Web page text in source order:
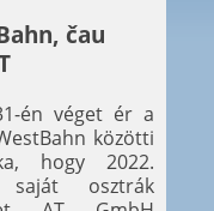
čau
én véget ér a
közötti
hogy 2022.
osztrák